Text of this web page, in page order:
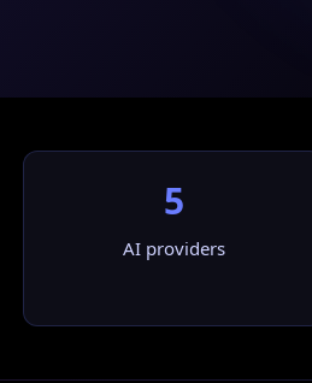
5
AI providers